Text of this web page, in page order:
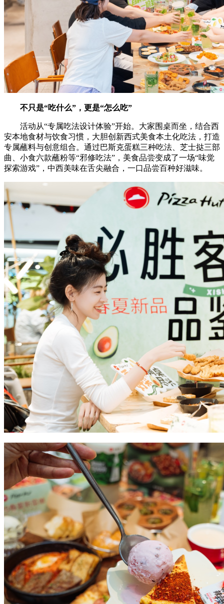
不只是“吃什么”，更是“怎么吃”
活动从“专属吃法设计体验”开始。大家围桌而坐，结合西
安本地食材与饮食习惯，大胆创新西式美食本土化吃法，打造
专属蘸料与创意组合。通过巴斯克蛋糕三种吃法、芝士挞三部
曲、小食六款蘸粉等“邪修吃法”，美食品尝变成了一场“味觉
探索游戏”，中西美味在舌尖融合，一口品尝百种好滋味。